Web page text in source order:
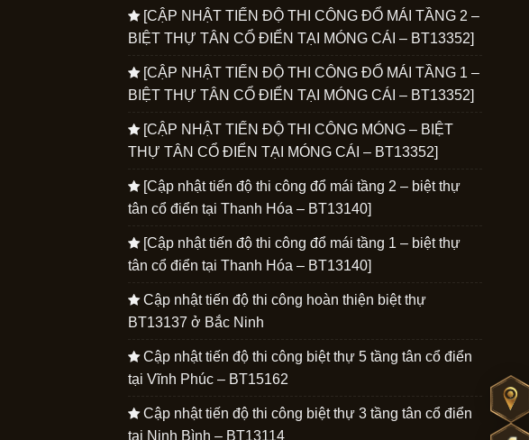
[CẬP NHẬT TIẾN ĐỘ THI CÔNG ĐỔ MÁI TẦNG 2 –
BIỆT THỰ TÂN CỔ ĐIỂN TẠI MÓNG CÁI – BT13352]
[CẬP NHẬT TIẾN ĐỘ THI CÔNG ĐỔ MÁI TẦNG 1 –
BIỆT THỰ TÂN CỔ ĐIỂN TẠI MÓNG CÁI – BT13352]
[CẬP NHẬT TIẾN ĐỘ THI CÔNG MÓNG – BIỆT
THỰ TÂN CỔ ĐIỂN TẠI MÓNG CÁI – BT13352]
[Cập nhật tiến độ thi công đổ mái tầng 2 – biệt thự
tân cổ điển tại Thanh Hóa – BT13140]
[Cập nhật tiến độ thi công đổ mái tầng 1 – biệt thự
tân cổ điển tại Thanh Hóa – BT13140]
Cập nhật tiến độ thi công hoàn thiện biệt thự
BT13137 ở Bắc Ninh
Cập nhật tiến độ thi công biệt thự 5 tầng tân cổ điển
tại Vĩnh Phúc – BT15162
Cập nhật tiến độ thi công biệt thự 3 tầng tân cổ điển
tại Ninh Bình – BT13114